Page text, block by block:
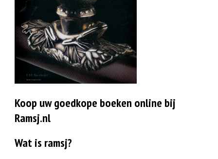
Koop uw goedkope boeken online bij
Ramsj.nl
Wat is ramsj?